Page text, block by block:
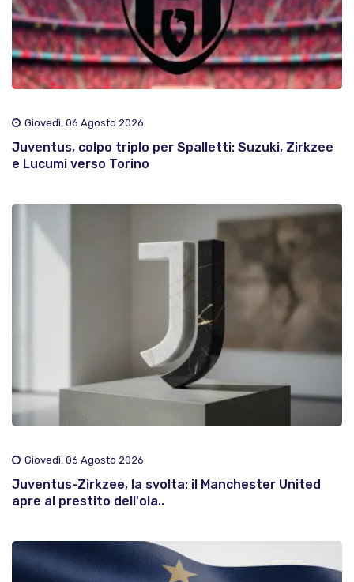
Giovedì, 06 Agosto 2026
Juventus, colpo triplo per Spalletti: Suzuki, Zirkzee
e Lucumi verso Torino
Giovedì, 06 Agosto 2026
Juventus-Zirkzee, la svolta: il Manchester United
apre al prestito dell'ola..